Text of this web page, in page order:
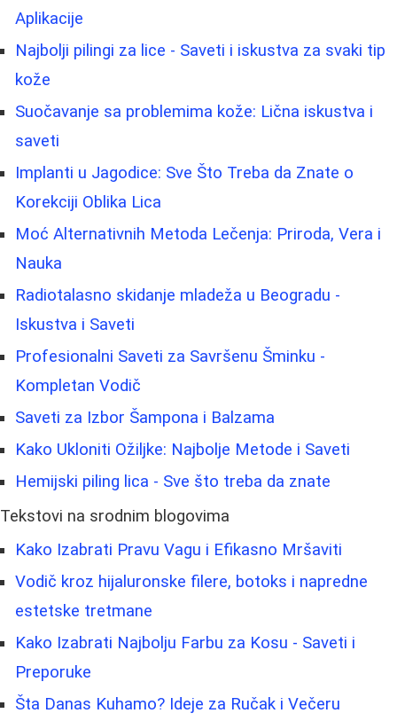
Aplikacije
Najbolji pilingi za lice - Saveti i iskustva za svaki tip
kože
Suočavanje sa problemima kože: Lična iskustva i
saveti
Implanti u Jagodice: Sve Što Treba da Znate o
Korekciji Oblika Lica
Moć Alternativnih Metoda Lečenja: Priroda, Vera i
Nauka
Radiotalasno skidanje mladeža u Beogradu -
Iskustva i Saveti
Profesionalni Saveti za Savršenu Šminku -
Kompletan Vodič
Saveti za Izbor Šampona i Balzama
Kako Ukloniti Ožiljke: Najbolje Metode i Saveti
Hemijski piling lica - Sve što treba da znate
Tekstovi na srodnim blogovima
Kako Izabrati Pravu Vagu i Efikasno Mršaviti
Vodič kroz hijaluronske filere, botoks i napredne
estetske tretmane
Kako Izabrati Najbolju Farbu za Kosu - Saveti i
Preporuke
Šta Danas Kuhamo? Ideje za Ručak i Večeru